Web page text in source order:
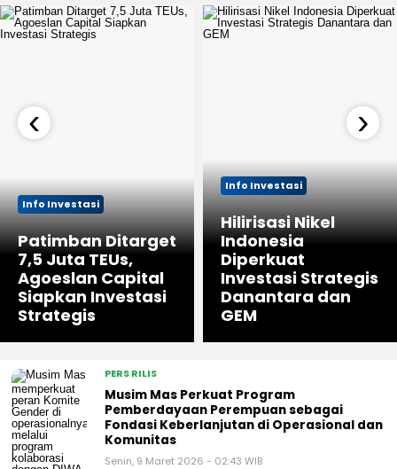
Info Investasi
Patimban Ditarget
7,5 Juta TEUs,
Agoeslan Capital
Siapkan Investasi
Strategis
Info Investasi
Hilirisasi Nikel
Indonesia
Diperkuat
Investasi Strategis
Danantara dan
GEM
‹ ›
PERS RILIS
Musim Mas Perkuat Program
Pemberdayaan Perempuan sebagai
Fondasi Keberlanjutan di Operasional dan
Komunitas
Senin, 9 Maret 2026 - 02:43 WIB